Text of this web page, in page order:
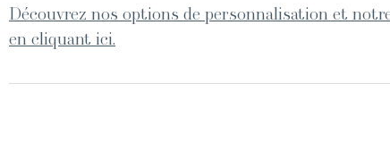
Découvrez nos options de personnalisation et
en cliquant ici.